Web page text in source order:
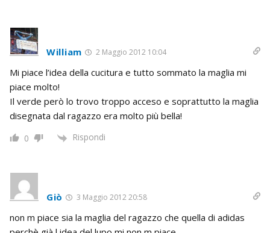
William 2 Maggio 2012 10:04
Mi piace l’idea della cucitura e tutto sommato la maglia mi
piace molto!
Il verde però lo trovo troppo acceso e soprattutto la maglia
disegnata dal ragazzo era molto più bella!
0 Rispondi
Giò 3 Maggio 2012 20:58
non m piace sia la maglia del ragazzo che quella di adidas